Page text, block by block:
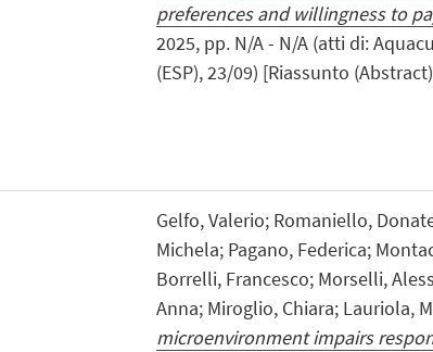
preferences and willingness to
2025, pp. N/A - N/A (atti di:
(ESP), 23/09) [Riassunto
Gelfo, Valerio; Romaniello,
Michela; Pagano, Federica;
Borrelli, Francesco; Morselli,
Anna; Miroglio, Chiara; Lauriola,
microenvironment impairs